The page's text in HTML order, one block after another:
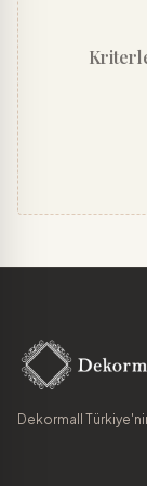
Dekormall